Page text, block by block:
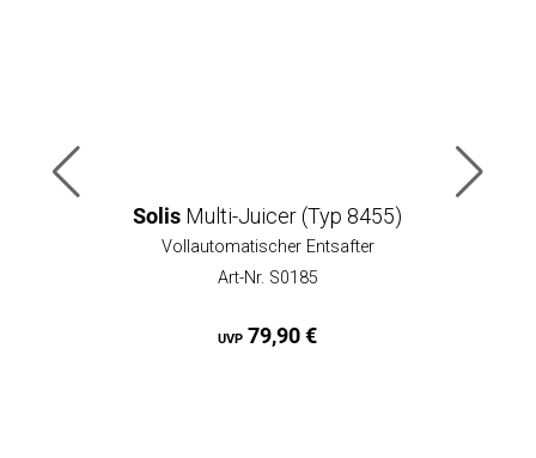
Solis Multi-Juicer (Typ 8455)
Vollautomatischer Entsafter
Art-Nr. S0185
UVP 79,90 €